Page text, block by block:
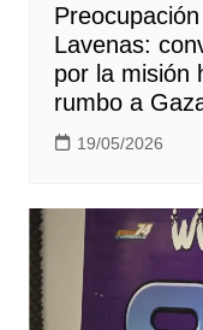
Lavenas:
por la misión
rumbo a
19/05/2026